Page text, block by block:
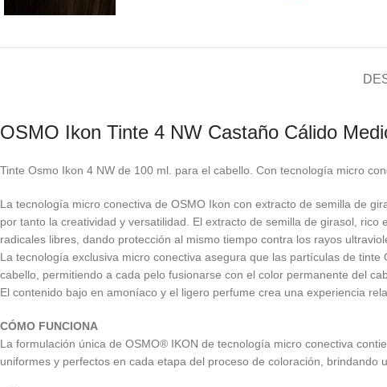
OSMO Ikon Tinte 4 NW Castaño Cálido
Tinte Osmo Ikon 4 NW de 100 ml. para el cabello. Con tecnología micro
La tecnología micro conectiva de OSMO Ikon con extracto de semilla de
por tanto la creatividad y versatilidad. El extracto de semilla de girasol,
radicales libres, dando protección al mismo tiempo contra los rayos
La tecnología exclusiva micro conectiva asegura que las partículas de
cabello, permitiendo a cada pelo fusionarse con el color permanente del
El contenido bajo en amoníaco y el ligero perfume crea una experiencia
CÓMO FUNCIONA
La formulación única de OSMO® IKON de tecnología micro conectiva
uniformes y perfectos en cada etapa del proceso de coloración,